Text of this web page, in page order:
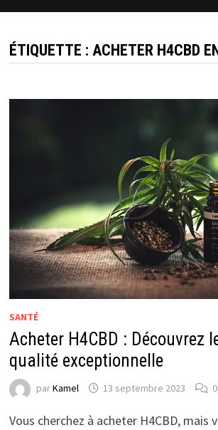
ÉTIQUETTE : ACHETER H4CBD
SANTÉ
Acheter H4CBD : Découvrez
qualité exceptionnelle
parKamel 13 septembre 2023 0
Vous cherchez à acheter H4CBD, mais